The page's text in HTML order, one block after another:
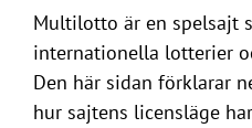
Multilotto är en spelsajt
internationella lotterier
Den här sidan förklarar
hur sajtens licensläge